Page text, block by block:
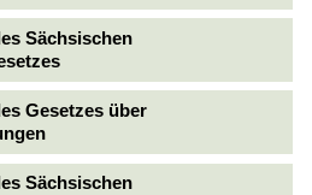
Sächsischen
Gesetzes über
Sächsischen